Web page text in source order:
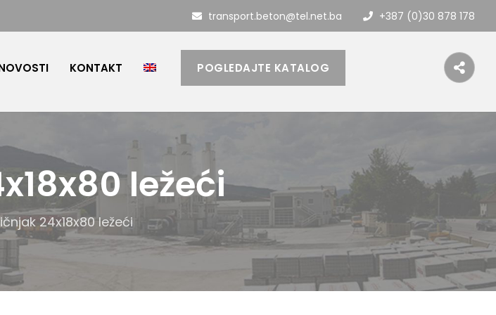
+387 (0)30 878 178
transport.beton@tel.net.ba
KONTAKT POGLEDAJTE KATALOG
ležeći
24x18x80 ležeći